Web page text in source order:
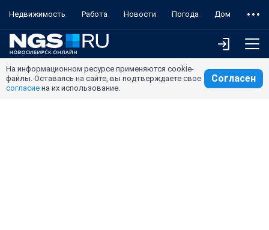
Недвижимость Работа Новости Погода Дом
На информационном ресурсе применяются cookie-
файлы. Оставаясь на сайте, вы подтверждаете свое
согласие на их использование.
Согласен